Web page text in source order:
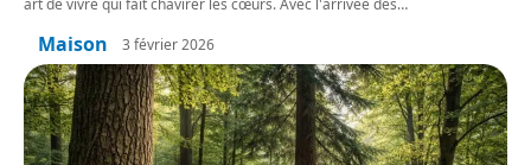
art de vivre qui fait chavirer les cœurs. Avec l'arrivée des…
Maison 3 février 2026